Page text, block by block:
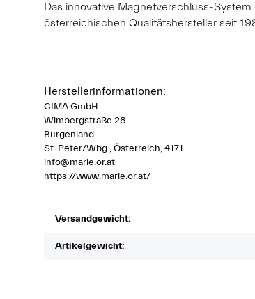
Das innovative Magnetverschluss-
österreichischen Qualitätshersteller seit
Herstellerinformationen:
CIMA GmbH
Wimbergstraße 28
Burgenland
St. Peter/Wbg., Österreich, 4171
info@marie.or.at
https://www.marie.or.at/
Versandgewicht:
Artikelgewicht: